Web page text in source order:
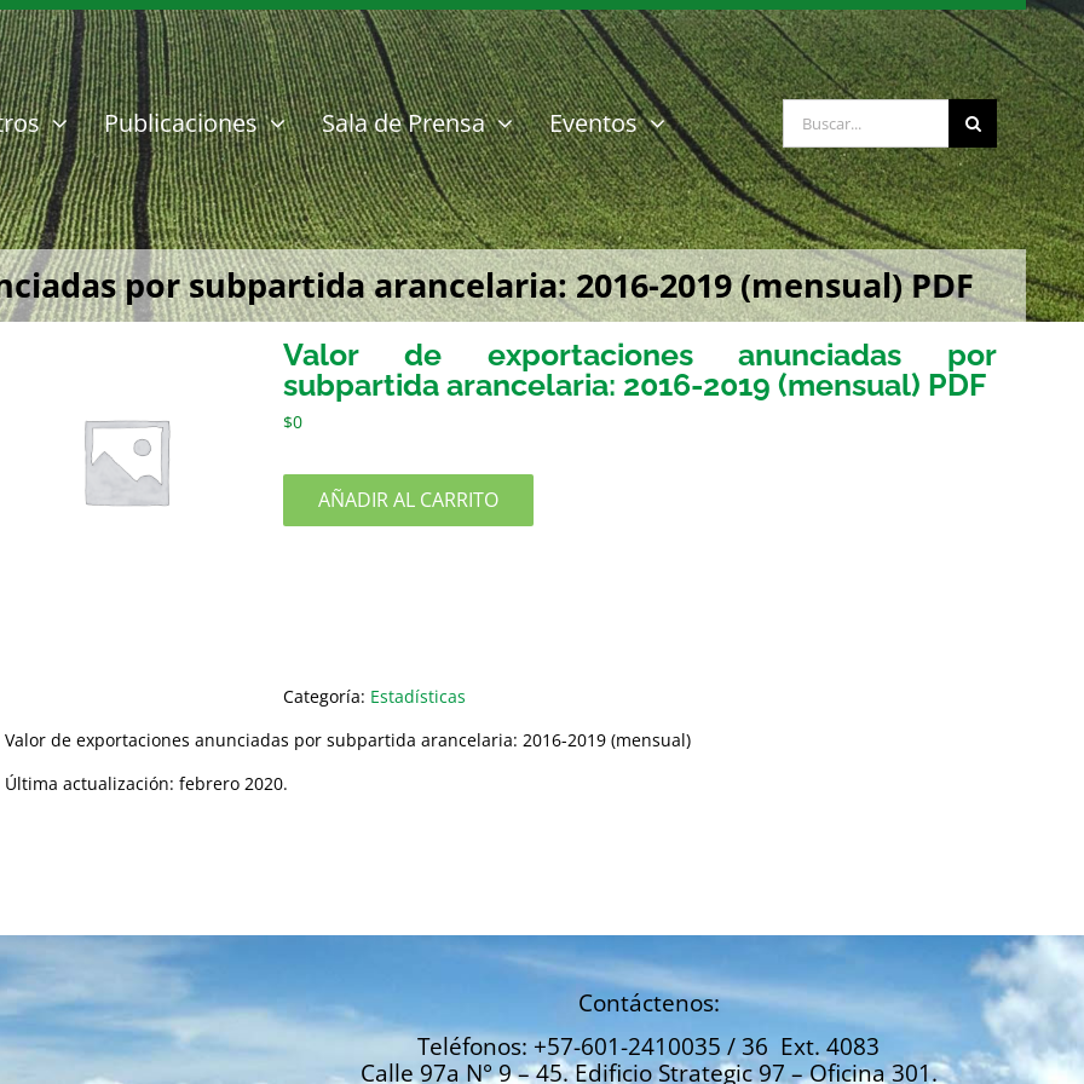
Publicaciones Sala de Prensa Eventos Buscar:
por subpartida arancelaria: 2016-2019 (mensual) PDF
Valor de exportaciones anunciadas por
subpartida arancelaria: 2016-2019 (mensual) PDF
$0
AÑADIR AL CARRITO
Categoría: Estadísticas
Valor de exportaciones anunciadas por subpartida arancelaria: 2016-2019 (mensual)
Última actualización: febrero 2020.
Contáctenos:
Teléfonos: +57-601-2410035 / 36 Ext. 4083
Calle 97a N° 9 – 45. Edificio Strategic 97 – Oficina 301.